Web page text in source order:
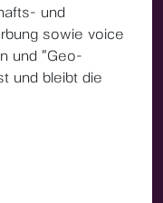
und
sowie voice
und “Geo-
und bleibt die